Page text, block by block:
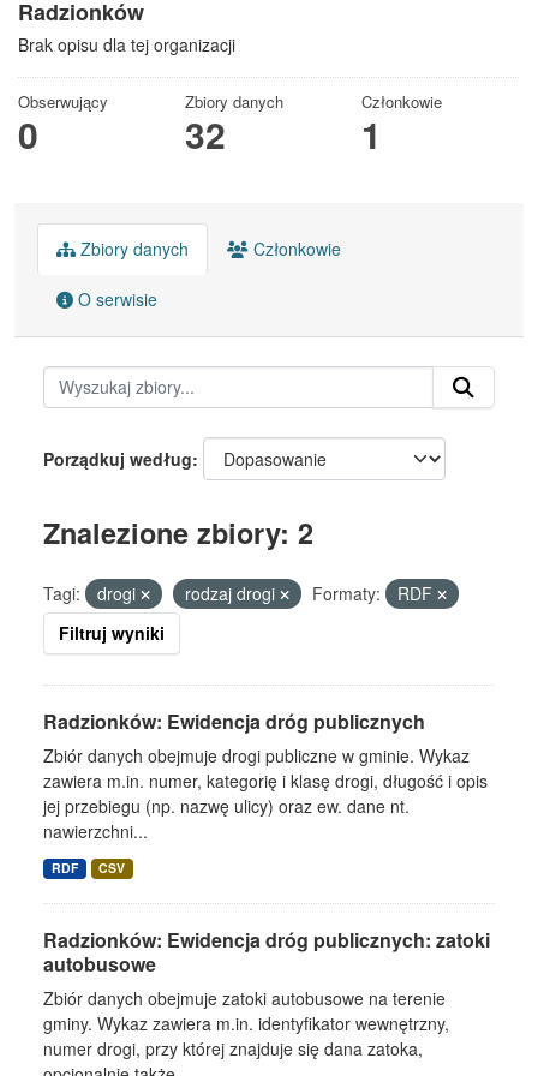
Radzionków
Brak opisu dla tej organizacji
Obserwujący
0
Zbiory danych
32
Członkowie
1
Zbiory danych Członkowie
O serwisie
Porządkuj według
Znalezione zbiory: 2
Tagi: drogi rodzaj drogi Formaty:
RDF
Filtruj wyniki
Radzionków: Ewidencja dróg publicznych
Zbiór danych obejmuje drogi publiczne w gminie. Wykaz
zawiera m.in. numer, kategorię i klasę drogi, długość i opis
jej przebiegu (np. nazwę ulicy) oraz ew. dane nt.
nawierzchni...
RDF CSV
Radzionków: Ewidencja dróg publicznych: zatoki
autobusowe
Zbiór danych obejmuje zatoki autobusowe na terenie
gminy. Wykaz zawiera m.in. identyfikator wewnętrzny,
numer drogi, przy której znajduje się dana zatoka,